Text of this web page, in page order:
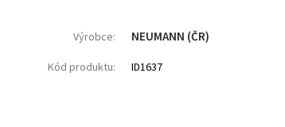
Výrobce: NEUMANN (ČR)
Kód produktu: ID1637